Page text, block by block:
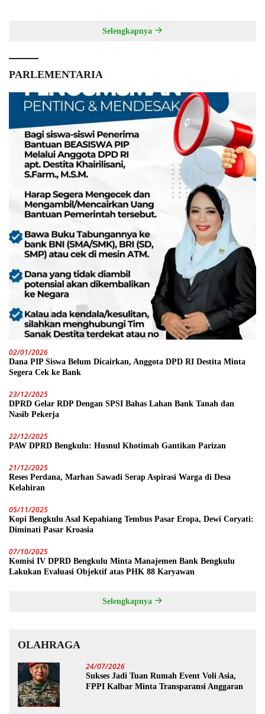
Selengkapnya
PARLEMENTARIA
02/01/2026
Dana PIP Siswa Belum Dicairkan, Anggota DPD RI Destita Minta
Segera Cek ke Bank
23/12/2025
DPRD Gelar RDP Dengan SPSI Bahas Lahan Bank Tanah dan
Nasib Pekerja
22/12/2025
PAW DPRD Bengkulu: Husnul Khotimah Gantikan Parizan
21/12/2025
Reses Perdana, Marhan Sawadi Serap Aspirasi Warga di Desa
Kelahiran
05/11/2025
Kopi Bengkulu Asal Kepahiang Tembus Pasar Eropa, Dewi Coryati:
Diminati Pasar Kroasia
07/10/2025
Komisi IV DPRD Bengkulu Minta Manajemen Bank Bengkulu
Lakukan Evaluasi Objektif atas PHK 88 Karyawan
Selengkapnya
OLAHRAGA
24/07/2026
Sukses Jadi Tuan Rumah Event Voli Asia,
FPPI Kalbar Minta Transparansi Anggaran